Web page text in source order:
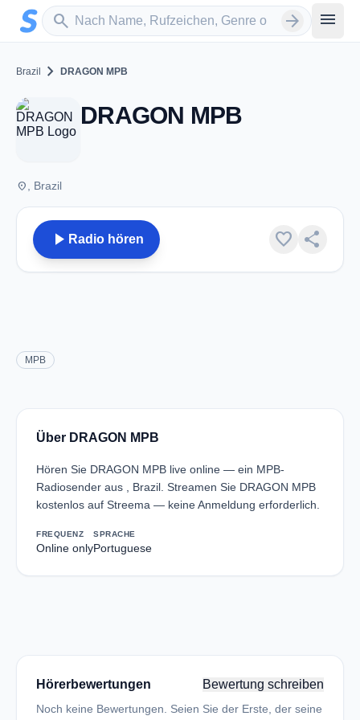
Zum Hauptinhalt springen
search
Sender suchen arrow_forward menu
Brazil chevron_right DRAGON MPB
DRAGON MPB
place , Brazil
play_arrow Radio hören favorite share
MPB
Über DRAGON MPB
Hören Sie DRAGON MPB live online — ein MPB-
Radiosender aus , Brazil. Streamen Sie DRAGON MPB
kostenlos auf Streema — keine Anmeldung erforderlich.
FREQUENZ
Online only
SPRACHE
Portuguese
Hörerbewertungen Bewertung schreiben
Noch keine Bewertungen. Seien Sie der Erste, der seine